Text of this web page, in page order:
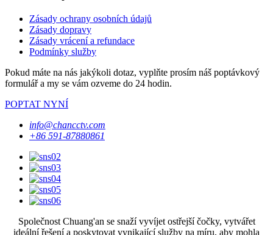
Zásady ochrany osobních údajů
Zásady dopravy
Zásady vrácení a refundace
Podmínky služby
Pokud máte na nás jakýkoli dotaz, vyplňte prosím náš poptávkový
formulář a my se vám ozveme do 24 hodin.
POPTAT NYNÍ
info@chancctv.com
+86 591-87880861
Společnost Chuang'an se snaží vyvíjet ostřejší čočky, vytvářet
ideální řešení a poskytovat vynikající služby na míru, aby mohla